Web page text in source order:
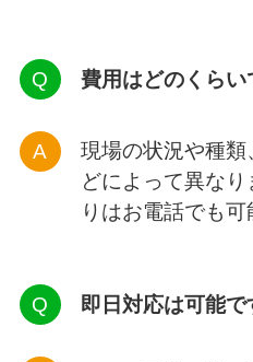
費用はどのくらい
現場の状況や種
どによって異な
りはお電話でも可
即日対応は可能で